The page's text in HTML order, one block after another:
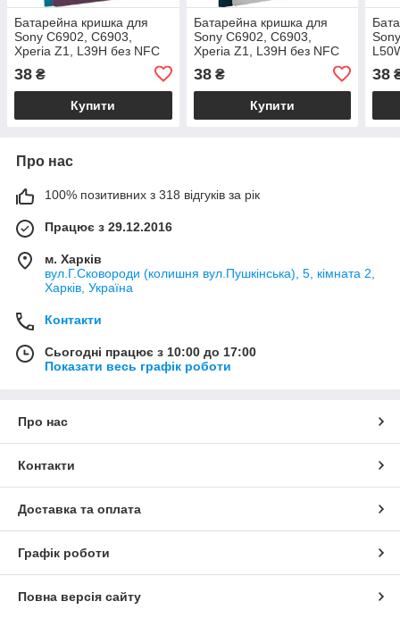
Батарейна кришка для
Sony C6902, C6903,
Xperia Z1, L39H без NFC
38 ₴
Купити
Батарейна кришка для
Sony C6902, C6903,
Xperia Z1, L39H без NFC
38₴
Купити
38
Про нас
100% позитивних з 318 відгуків за рік
Працює з 29.12.2016
м. Харків
вул.Г.Сковороди (колишня вул.Пушкінська), 5, кімната 2,
Харків, Україна
Контакти
Сьогодні працює з 10:00 до 17:00
Показати весь графік роботи
Про нас
Контакти
Доставка та оплата
Графік роботи
Повна версія сайту